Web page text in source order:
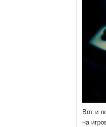
Вот и
на